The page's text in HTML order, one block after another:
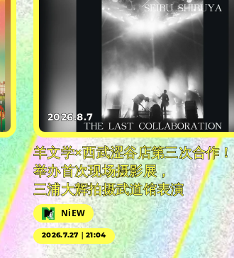
2026.8.7
羊文学×西武涩谷店第三次合作！
举办首次现场摄影展，
三浦大辉拍摄武道馆表演
NiEW
2026.7.27｜21:04